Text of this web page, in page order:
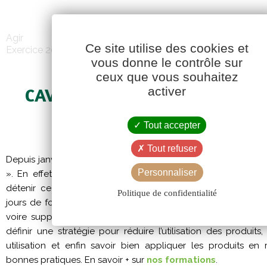
Agir
Exercice 2012-2013
CAVAC, ORGANISME DE
CERTIPHYTO
Depuis janvier 2010, Cavac organise des sessions de
». En effet, tout utilisateur professionnel de produits
détenir ce certificat d’aptitude indispensable pour leur
jours de formation s’articulent autour de cinq domaines :
voire supprimer les risques liés à l’utilisation des produits
définir une stratégie pour réduire l’utilisation des produits,
utilisation et enfin savoir bien appliquer les produits en
bonnes pratiques. En savoir + sur nos formations.
Ce site utilise des cookies et
vous donne le contrôle sur
ceux que vous souhaitez
activer
Tout accepter
Tout refuser
Personnaliser
Politique de confidentialité